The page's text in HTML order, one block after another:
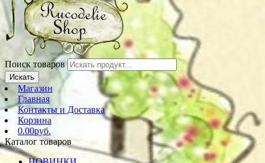
Поиск товаров
Искать
Магазин
Главная
Контакты и Доставка
Корзина
0.00руб.
Каталог товаров